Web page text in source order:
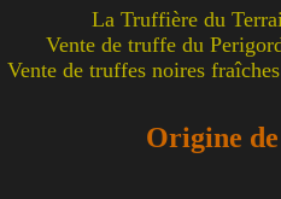
La Truffière du
Vente de truffe du
Vente de truffes noires
Origine